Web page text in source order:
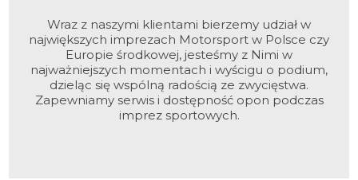
Wraz z naszymi klientami bierzemy udział w
największych imprezach Motorsport w Polsce czy
Europie środkowej, jesteśmy z Nimi w
najważniejszych momentach i wyścigu o podium,
dzieląc się wspólną radością ze zwycięstwa.
Zapewniamy serwis i dostępność opon podczas
imprez sportowych.